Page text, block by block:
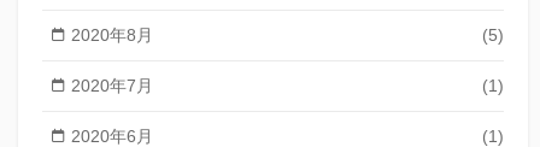
2020年8月 (5)
2020年7月 (1)
2020年6月 (1)